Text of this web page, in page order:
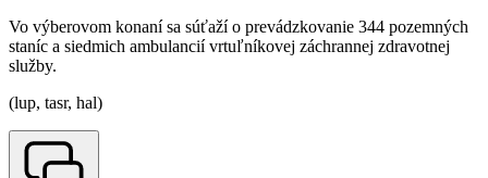
Vo výberovom konaní sa súťaží o prevádzkovanie 344 pozemných
staníc a siedmich ambulancií vrtuľníkovej záchrannej zdravotnej
služby.
(lup, tasr, hal)